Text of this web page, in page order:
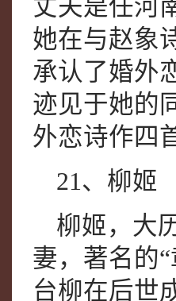
丈夫是任河
她在与赵象
承认了婚外
迹见于她的
外恋诗作四
21、柳姬
柳姬，大
妻，著名的
台柳在后世